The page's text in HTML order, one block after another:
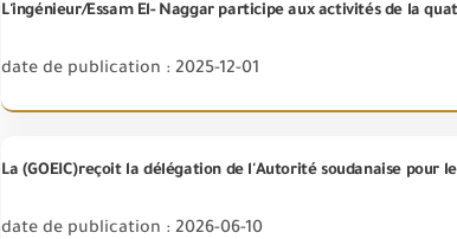
date de publication : 2025-12-01
La (GOEIC)reçoit la délégation de l'Autorité soudanaise pour
date de publication : 2026-06-10